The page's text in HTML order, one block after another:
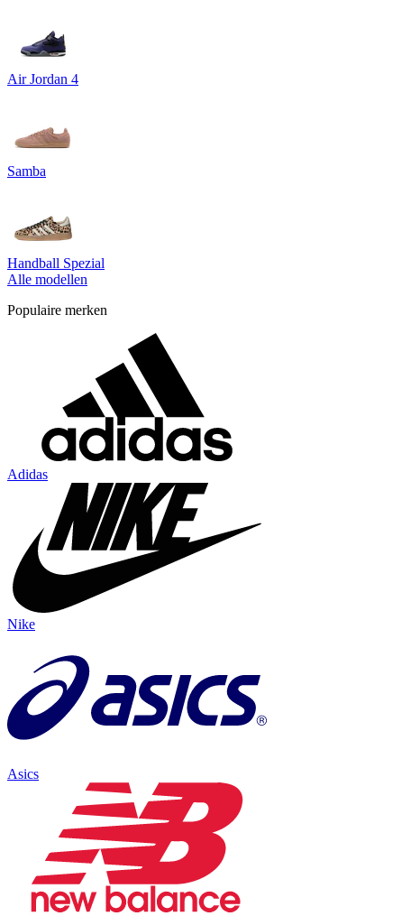
Air Jordan 4
Samba
Handball Spezial
Alle modellen
Populaire merken
Adidas
Nike
Asics